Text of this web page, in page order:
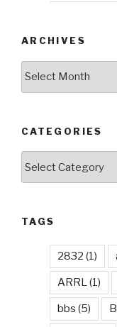
ARCHIVES
CATEGORIES
TAGS
2832 (1)
ARRL (1)
bbs (5)